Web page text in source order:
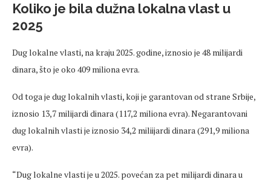
Koliko je bila dužna lokalna vlast u
2025
Dug lokalne vlasti, na kraju 2025. godine, iznosio je 48 milijardi
dinara, što je oko 409 miliona evra.
Od toga je dug lokalnih vlasti, koji je garantovan od strane Srbije,
iznosio 13,7 milijardi dinara (117,2 miliona evra). Negarantovani
dug lokalnih vlasti je iznosio 34,2 miliijardi dinara (291,9 miliona
evra).
“Dug lokalne vlasti je u 2025. povećan za pet milijardi dinara u